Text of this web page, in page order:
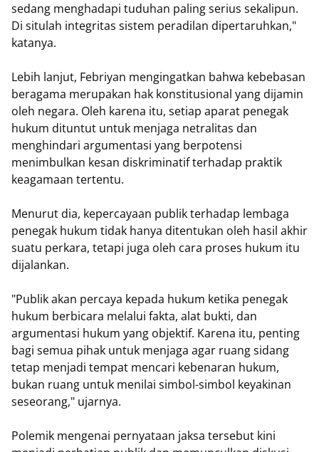
sedang menghadapi tuduhan paling serius sekalipun.
Di situlah integritas sistem peradilan dipertaruhkan,"
katanya.
Lebih lanjut, Febriyan mengingatkan bahwa kebebasan
beragama merupakan hak konstitusional yang dijamin
oleh negara. Oleh karena itu, setiap aparat penegak
hukum dituntut untuk menjaga netralitas dan
menghindari argumentasi yang berpotensi
menimbulkan kesan diskriminatif terhadap praktik
keagamaan tertentu.
Menurut dia, kepercayaan publik terhadap lembaga
penegak hukum tidak hanya ditentukan oleh hasil akhir
suatu perkara, tetapi juga oleh cara proses hukum itu
dijalankan.
"Publik akan percaya kepada hukum ketika penegak
hukum berbicara melalui fakta, alat bukti, dan
argumentasi hukum yang objektif. Karena itu, penting
bagi semua pihak untuk menjaga agar ruang sidang
tetap menjadi tempat mencari kebenaran hukum,
bukan ruang untuk menilai simbol-simbol keyakinan
seseorang," ujarnya.
Polemik mengenai pernyataan jaksa tersebut kini